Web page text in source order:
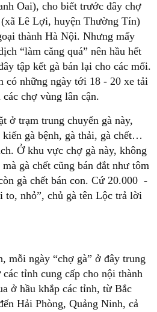
Oai), cho biết trước đây chợ
Lê Lợi, huyện Thường Tín)
thành Hà Nội. Nhưng mấy
“làm căng quá” nên hầu hết
tập kết gà bán lại cho các mối.
có những ngày tới 18 - 20 xe tải
chợ vùng lân cận.
ở trạm trung chuyển gà này,
gà bệnh, gà thải, gà chết…
Ở khu vực chợ gà này, không
gà chết cũng bán đắt như tôm
gà chết bán con. Cứ 20.000 -
to, nhỏ”, chủ gà tên Lộc trả lời
mỗi ngày “chợ gà” ở đây trung
tỉnh cung cấp cho nội thành
ở hầu khắp các tỉnh, từ Bắc
Hải Phòng, Quảng Ninh, cả